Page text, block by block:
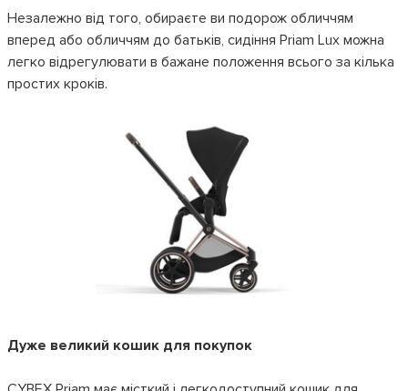
Незалежно від того, обираєте ви подорож обличчям
вперед або обличчям до батьків, сидіння Priam Lux можна
легко відрегулювати в бажане положення всього за кілька
простих кроків.
Дуже великий кошик для покупок